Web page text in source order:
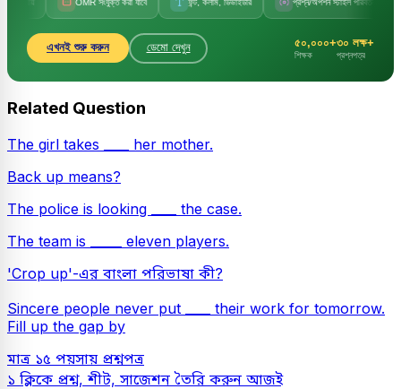
OMR সংযুক্ত করা যাবে ফন্ট, কলাম, ডিভাইডার প্রশ্ন/অপশন স্টাইল পরিবর্তন
এখনই শুরু করুন ডেমো দেখুন ৫০,০০০+
শিক্ষক
৩০ লক্ষ+
প্রশ্নপত্র
Related Question
The girl takes ____ her mother.
Back up means?
The police is looking ____ the case.
The team is _____ eleven players.
'Crop up'-এর বাংলা পরিভাষা কী?
Sincere people never put ____ their work for tomorrow.
Fill up the gap by
মাত্র ১৫ পয়সায় প্রশ্নপত্র
১ ক্লিকে প্রশ্ন, শীট, সাজেশন তৈরি করুন আজই